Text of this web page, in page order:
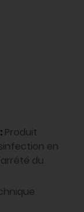
Produit
en
du